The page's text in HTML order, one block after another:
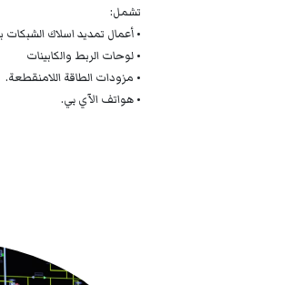
تشمل:
• أعمال تمديد اسلاك الشبكات
• لوحات الربط والكابينات
• مزودات الطاقة اللامنقطعة.
• هواتف الآي بي.